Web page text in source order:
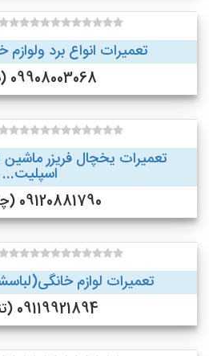
تعمیرات انواع برد ولوازم
09908003068 (ساوه )
تعمیرات یخچال فریزر ماشین
اسپلیت...
09120881790 (چالوس )
تعمیرات لوازم
09119921894 (تنکابن )